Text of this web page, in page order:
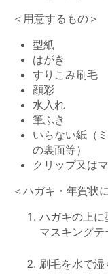
＜用意するもの＞
型紙
はがき
すりこみ刷毛
顔彩
水入れ
筆ふき
いらない紙（
の裏面等）
クリップ又は
＜ハガキ・年賀状
ハガキの上
マスキングテ
刷毛を水で